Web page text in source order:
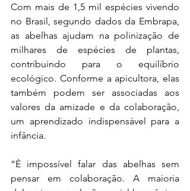
Com mais de 1,5 mil espécies vivendo
no Brasil, segundo dados da Embrapa,
as abelhas ajudam na polinização de
milhares de espécies de plantas,
contribuindo para o equilíbrio
ecológico. Conforme a apicultora, elas
também podem ser associadas aos
valores da amizade e da colaboração,
um aprendizado indispensável para a
infância.
“É impossível falar das abelhas sem
pensar em colaboração. A maioria